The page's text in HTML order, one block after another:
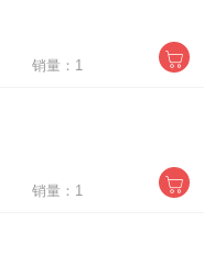
销量：1
销量：1